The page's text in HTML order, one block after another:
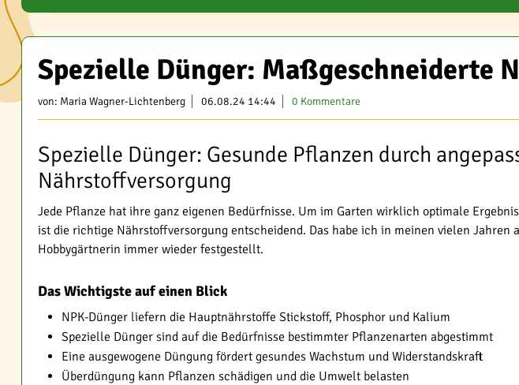
Spezielle Dünger: Maßgeschneiderte
von: Maria Wagner-Lichtenberg 06.08.24 14:44 0 Kommentare
Spezielle Dünger: Gesunde Pflanzen durch
Nährstoffversorgung
Jede Pflanze hat ihre ganz eigenen Bedürfnisse. Um im Garten wirklich optimale
ist die richtige Nährstoffversorgung entscheidend. Das habe ich in meinen vielen Jahren
Hobbygärtnerin immer wieder festgestellt.
Das Wichtigste auf einen Blick
NPK-Dünger liefern die Hauptnährstoffe Stickstoff, Phosphor und Kalium
Spezielle Dünger sind auf die Bedürfnisse bestimmter Pflanzenarten abgestimmt
Eine ausgewogene Düngung fördert gesundes Wachstum und Widerstandskraft
Überdüngung kann Pflanzen schädigen und die Umwelt belasten